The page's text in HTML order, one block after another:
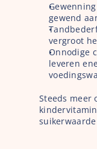
gewend
vergroot
Onnodige
leveren
Steeds meer